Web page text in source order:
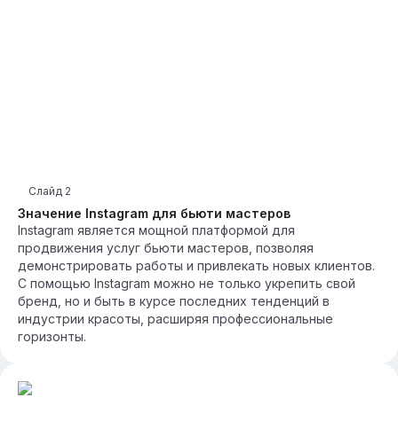
Значение Instagram для бьюти мастеров
Слайд 2
Instagram является мощной платформой для
продвижения услуг бьюти мастеров, позволяя
демонстрировать работы и привлекать новых клиентов.
С помощью Instagram можно не только укрепить свой
бренд, но и быть в курсе последних тенденций в
индустрии красоты, расширяя профессиональные
горизонты.